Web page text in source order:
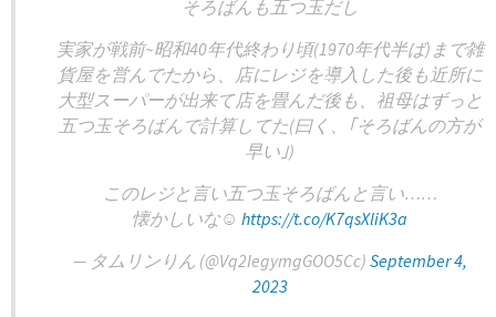
そろばんも五つ玉だし
実家が戦前~昭和40年代終わり頃(1970年代半ば)まで雑
貨屋を営んでたから、店にレジを導入した後も近所に
大型スーパーが出来て店を畳んだ後も、祖母はずっと
五つ玉そろばんで計算してた(曰く、｢そろばんの方が
早い｣)
このレジと言い五つ玉そろばんと言い……
懐かしいな☺️ https://t.co/K7qsXliK3a
— タムリンりん (@Vq2IegymgGOO5Cc) September 4,
2023